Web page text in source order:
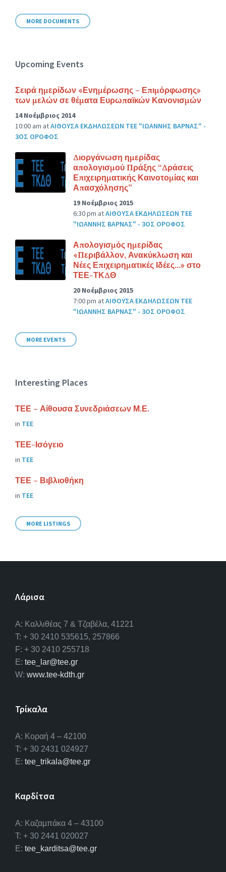
MORE DOCUMENTS
Upcoming Events
Σειρά ημερίδων «Ενημέρωσης – Επιμόρφωσης»
των μελών σε θέματα Ευρωπαϊκών Κανονισμών
14 Νοέμβριος 2014
10:00 am atΑΙΘΟΥΣΑ ΕΚΔΗΛΩΣΕΩΝ ΤΕΕ "ΙΩΑΝΝΗΣ ΒΑΡΝΑΣ" -
3ΟΣ ΟΡΟΦΟΣ
Διοργάνωση ημερίδας
απολογισμού Πράξης “Δράσεις
Επιχειρηματικής Καινοτομίας και
Απασχόλησης”
19 Νοέμβριος 2015
6:30 pm atΑΙΘΟΥΣΑ ΕΚΔΗΛΩΣΕΩΝ ΤΕΕ
"ΙΩΑΝΝΗΣ ΒΑΡΝΑΣ" - 3ΟΣ ΟΡΟΦΟΣ
Απολογισμός ημερίδας
«Περιβάλλον, Ανακύκλωση και
Νέες Επιχειρηματικές Ιδέες…» στο
ΤΕΕ-ΤΚΔΘ
20 Νοέμβριος 2015
7:00 pm atΑΙΘΟΥΣΑ ΕΚΔΗΛΩΣΕΩΝ ΤΕΕ
"ΙΩΑΝΝΗΣ ΒΑΡΝΑΣ" - 3ΟΣ ΟΡΟΦΟΣ
MORE EVENTS
Interesting Places
ΤΕΕ – Αίθουσα Συνεδριάσεων Μ.Ε.
in ΤΕΕ
ΤΕΕ-Ισόγειο
in ΤΕΕ
ΤΕΕ – Βιβλιοθήκη
in ΤΕΕ
MORE LISTINGS
Λάρισα
A: Καλλιθέας 7 & Τζαβέλα, 41221
T: + 30 2410 535615, 257866
F: + 30 2410 255718
E: tee_lar@tee.gr
W: www.tee-kdth.gr
Τρίκαλα
Α: Κοραή 4 – 42100
T: + 30 2431 024927
E: tee_trikala@tee.gr
Καρδίτσα
Α: Καζαμπάκα 4 – 43100
T: + 30 2441 020027
E: tee_karditsa@tee.gr